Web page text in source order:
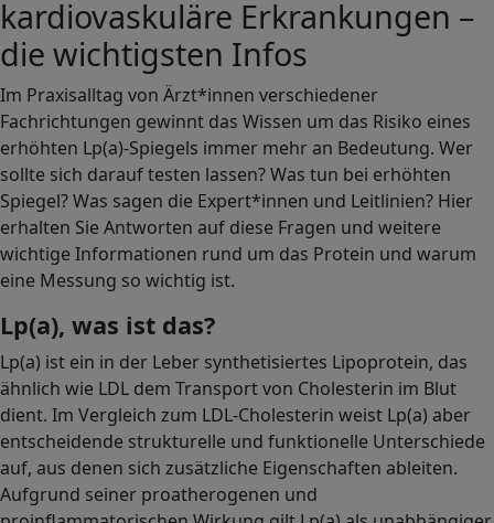
kardiovaskuläre Erkrankungen –
die wichtigsten Infos
Im Praxisalltag von Ärzt*innen verschiedener
Fachrichtungen gewinnt das Wissen um das Risiko eines
erhöhten Lp(a)-Spiegels immer mehr an Bedeutung. Wer
sollte sich darauf testen lassen? Was tun bei erhöhten
Spiegel? Was sagen die Expert*innen und Leitlinien? Hier
erhalten Sie Antworten auf diese Fragen und weitere
wichtige Informationen rund um das Protein und warum
eine Messung so wichtig ist.
Lp(a), was ist das?
Lp(a) ist ein in der Leber synthetisiertes Lipoprotein, das
ähnlich wie LDL dem Transport von Cholesterin im Blut
dient. Im Vergleich zum LDL-Cholesterin weist Lp(a) aber
entscheidende strukturelle und funktionelle Unterschiede
auf, aus denen sich zusätzliche Eigenschaften ableiten.
Aufgrund seiner proatherogenen und